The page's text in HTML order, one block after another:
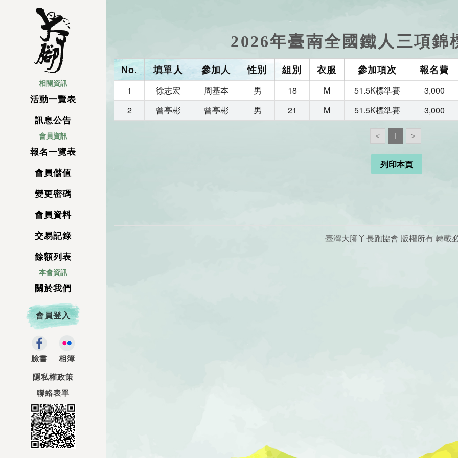
相關資訊
活動一覽表
訊息公告
會員資訊
報名一覽表
會員儲值
變更密碼
會員資料
交易記錄
餘額列表
本會資訊
關於我們
會員登入
臉書 相簿
隱私權政策
聯絡表單
2026年臺南全國鐵人三項錦
No. 填單人 參加人 性別 組別 衣服 參加項次 報名費
1 徐志宏 周基本 男 18 M 51.5K標準賽
3,000
2
曾亭彬 曾亭彬 男 21 M 51.5K標準賽 3,000
< 1 >
列印本頁
臺灣大腳丫長跑協會 版權所有 轉載